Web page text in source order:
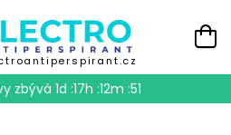
zbývá 1d :17h :12m :51